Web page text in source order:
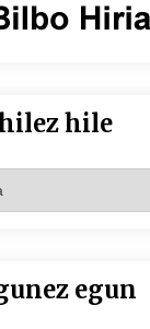
hile
egun